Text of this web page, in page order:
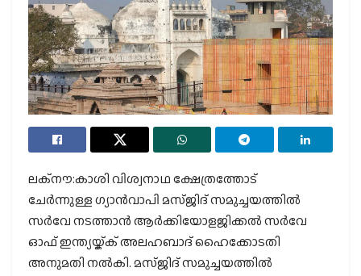
ലക്‌നൗ:കാശി വിശ്വനാഥ ക്ഷേത്രത്തോട്
ചേര്‍ന്നുള്ള ഗ്യാന്‍വാപി മസ്ജിദ് സമുച്ചയത്തില്‍
സര്‍വേ നടത്താന്‍ ആര്‍ക്കിയോളജിക്കല്‍ സര്‍വേ
ഓഫ് ഇന്ത്യയ്ക്ക് അലഹബാദ് ഹൈക്കോടതി
അനുമതി നല്‍കി. മസ്ജിദ് സമുച്ചയത്തില്‍